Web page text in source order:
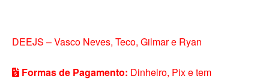
DEEJS – Vasco Neves, Teco, Gilmar e Ryan
Formas de Pagamento: Dinheiro, Pix e tem